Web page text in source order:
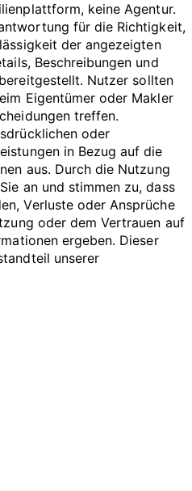
keine Agentur.
für die Richtigkeit,
der angezeigten
Beschreibungen und
Nutzer sollten
Eigentümer oder Makler
treffen.
oder
in Bezug auf die
aus. Durch die Nutzung
an und stimmen zu, dass
Verluste oder Ansprüche
oder dem Vertrauen auf
ergeben. Dieser
unserer